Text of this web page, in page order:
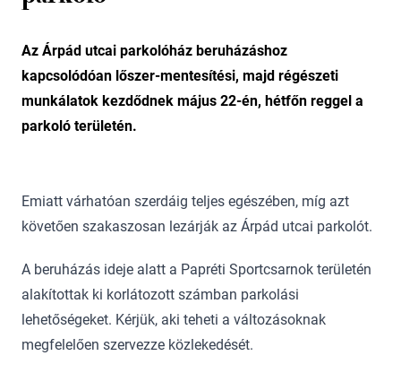
Az Árpád utcai parkolóház beruházáshoz
kapcsolódóan lőszer-mentesítési, majd régészeti
munkálatok kezdődnek május 22-én, hétfőn reggel a
parkoló területén.
Emiatt várhatóan szerdáig teljes egészében, míg azt
követően szakaszosan lezárják az Árpád utcai parkolót.
A beruházás ideje alatt a Papréti Sportcsarnok területén
alakítottak ki korlátozott számban parkolási
lehetőségeket. Kérjük, aki teheti a változásoknak
megfelelően szervezze közlekedését.